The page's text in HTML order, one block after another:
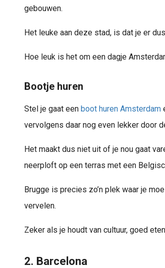
gebouwen.
Het leuke aan deze stad, is dat je er
Hoe leuk is het om een dagje
Bootje huren
Stel je gaat een boot huren Amsterdam
vervolgens daar nog even lekker door
Het maakt dus niet uit of je nou gaat
neerploft op een terras met een
Brugge is precies zo’n plek waar je
vervelen.
Zeker als je houdt van cultuur, goed
2. Barcelona